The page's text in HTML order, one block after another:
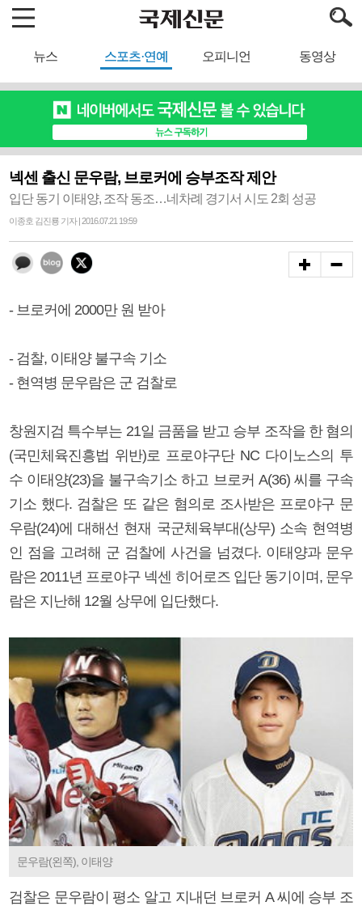
뉴스 스포츠·연예 오피니언 동영상
넥센 출신 문우람, 브로커에 승부조작 제안
입단 동기 이태양, 조작 동조…네차례 경기서 시도 2회 성공
이종호 김진룡 기자 | 2016.07.21 19:59
- 브로커에 2000만 원 받아
- 검찰, 이태양 불구속 기소
- 현역병 문우람은 군 검찰로
창원지검 특수부는 21일 금품을 받고 승부 조작을 한 혐의
(국민체육진흥법 위반)로 프로야구단 NC 다이노스의 투
수 이태양(23)을 불구속기소 하고 브로커 A(36) 씨를 구속
기소 했다. 검찰은 또 같은 혐의로 조사받은 프로야구 문
우람(24)에 대해선 현재 국군체육부대(상무) 소속 현역병
인 점을 고려해 군 검찰에 사건을 넘겼다. 이태양과 문우
람은 2011년 프로야구 넥센 히어로즈 입단 동기이며, 문우
람은 지난해 12월 상무에 입단했다.
문우람(왼쪽), 이태양
검찰은 문우람이 평소 알고 지내던 브로커 A 씨에 승부 조